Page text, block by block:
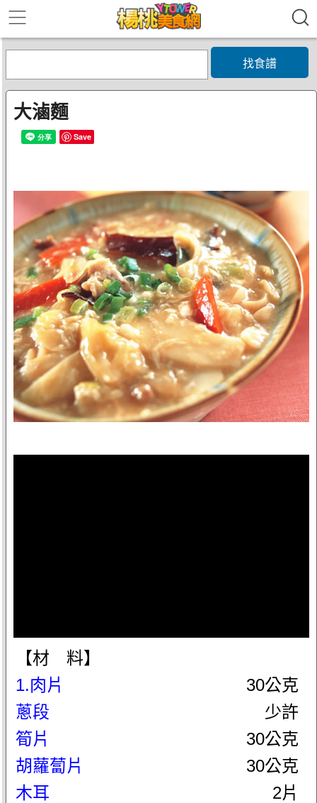
找食譜
大滷麵
Save
【材 料】
1.肉片
30公克
蔥段
少許
筍片
30公克
胡蘿蔔片
30公克
木耳
2片